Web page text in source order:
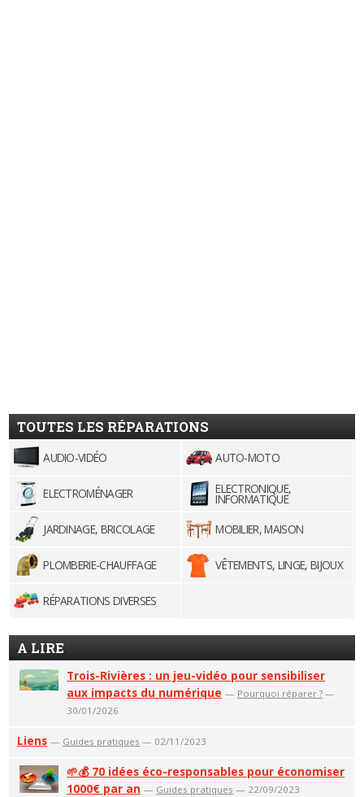
TOUTES LES RÉPARATIONS
AUDIO-VIDÉO AUTO-MOTO
ELECTROMÉNAGER ELECTRONIQUE,
INFORMATIQUE
JARDINAGE, BRICOLAGE
MOBILIER, MAISON
PLOMBERIE-CHAUFFAGE VÊTEMENTS, LINGE, BIJOUX
RÉPARATIONS DIVERSES
A LIRE
Trois-Rivières : un jeu-vidéo pour sensibiliser
aux impacts du numérique — Pourquoi réparer ? —
30/01/2026
Liens — Guides pratiques — 02/11/2023
🌱💰 70 idées éco-responsables pour économiser
1000€ par an — Guides pratiques — 22/09/2023